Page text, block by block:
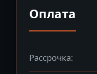
Оплата
Рассрочка: